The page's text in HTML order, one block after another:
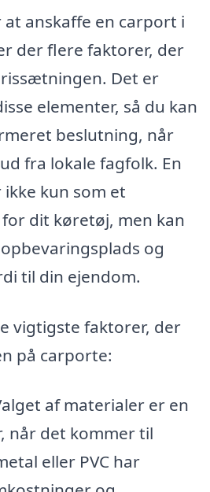
anskaffe en carport i
der flere faktorer, der
Det er
elementer, så du kan
beslutning, når
fra lokale fagfolk. En
kun som et
dit køretøj, men kan
og
til din ejendom.
vigtigste faktorer, der
på carporte:
af materialer er en
når det kommer til
eller PVC har